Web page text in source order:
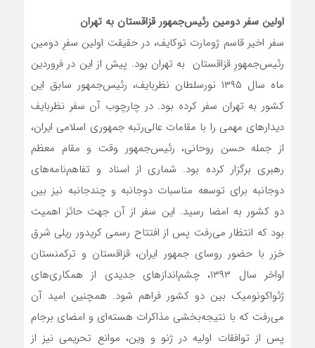
اولین سفر دومین رئیس‌جمهور قزاقستان به تهران
سفر اخیر قاسم ژومارت توکایف، در حقیقت اولین سفرِ دومین
رئیس‌جمهورِ قزاقستان به تهران بود. پیش از این در فروردین
ماه سال ۱۳۹۵ نورسلطان نظربایف، رئیس‌جمهور سابق این
کشور به تهران سفر کرده بود. در چارچوب آن سفر نظربایف
دیدارهای مهمی را با مقامات عالی‌رتبه جمهوری اسلامی ایران،
از جمله حسن روحانی، رئیس‌جمهور وقت و مقام معظم
رهبری برگزار کرده بود. شماری از اسناد و تفاهم‌نامه‌های
دوجانبه برای توسعه مناسبات دوجانبه و چندجانبه نیز بین
دو کشور به امضا رسید. این سفر از آن جهت حائز اهمیت
بود که انتظار می‌رفت پس از افتتاح رسمی کریدور ریلی شرق
خزر با حضور روسای جمهور ایران، قزاقستان و ترکمنستان
اواخر سال ۱۳۹۳، چشم‌اندازهای جدیدی از همکاری‌های
ژئواکونومیک بین دو کشور فراهم شود. همچنین امید آن
می‌رفت که با نتیجه‌بخشی مذاکرات هسته‌ای و امضای برجام
پس از توافقات اولیه در ژنو و وین، موانع تحریمی نیز از